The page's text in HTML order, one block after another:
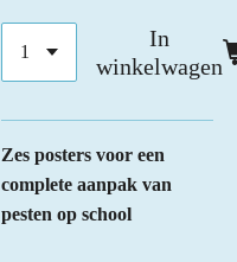
In
winkelwagen
Zes posters voor een
complete aanpak van
pesten op school